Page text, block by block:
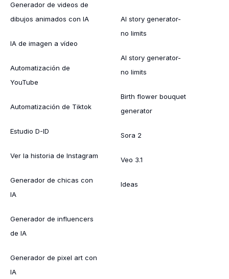
Generador de videos de
dibujos animados con IA
IA de imagen a vídeo
Automatización de
YouTube
Automatización de Tiktok
Estudio D-ID
Ver la historia de Instagram
Generador de chicas con
IA
Generador de influencers
de IA
Generador de pixel art con
IA
AI story generator-
no limits
AI story generator-
no limits
Birth flower bouquet
generator
Sora 2
Veo 3.1
Ideas